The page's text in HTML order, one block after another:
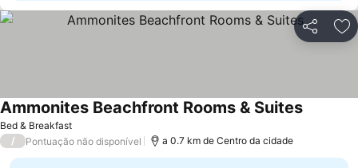
Partilhar
Bed & Breakfast
Ammonites Beachfront Rooms & Suites
/ Pontuação não disponível a 0.7 km de Centro da cidade